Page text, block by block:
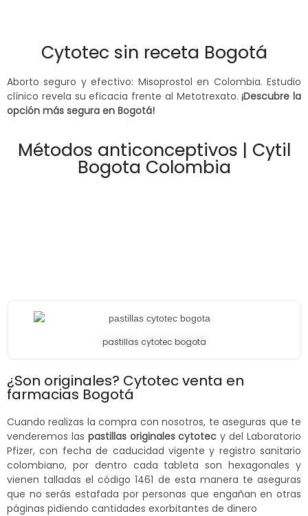
Cytotec sin receta Bogotá
Aborto seguro y efectivo: Misoprostol en Colombia. Estudio
clínico revela su eficacia frente al Metotrexato.¡Descubre la
opción más segura en Bogotá!
Métodos anticonceptivos | Cytil
Bogota Colombia
pastillas cytotec bogota
¿Son originales? Cytotec venta en
farmacias Bogotá
Cuando realizas la compra con nosotros, te aseguras que te
venderemos las pastillas originales cytotec y del Laboratorio
Pfizer, con fecha de caducidad vigente y registro sanitario
colombiano, por dentro cada tableta son hexagonales y
vienen talladas el código 1461 de esta manera te aseguras
que no serás estafada por personas que engañan en otras
páginas pidiendo cantidades exorbitantes de dinero